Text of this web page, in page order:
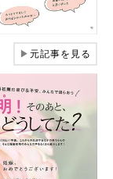
▶元記事を見る